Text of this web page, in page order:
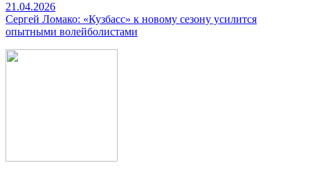
21.04.2026
Сергей Ломако: «Кузбасс» к новому сезону усилится
опытными волейболистами